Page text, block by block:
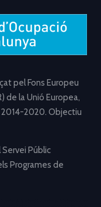
pel Fons Europeu
de la Unió Europea,
2014-2020. Objectiu
Públic
Programes de